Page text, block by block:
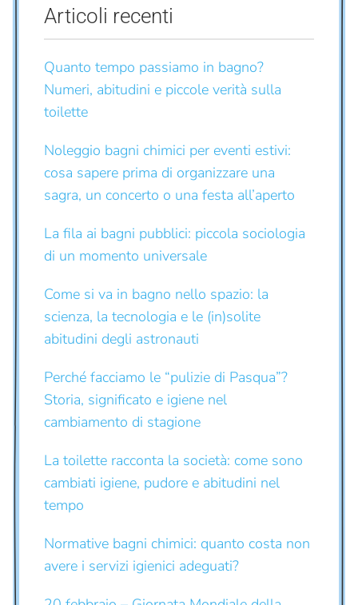
Articoli recenti
Quanto tempo passiamo in bagno?
Numeri, abitudini e piccole verità sulla
toilette
Noleggio bagni chimici per eventi estivi:
cosa sapere prima di organizzare una
sagra, un concerto o una festa all’aperto
La fila ai bagni pubblici: piccola sociologia
di un momento universale
Come si va in bagno nello spazio: la
scienza, la tecnologia e le (in)solite
abitudini degli astronauti
Perché facciamo le “pulizie di Pasqua”?
Storia, significato e igiene nel
cambiamento di stagione
La toilette racconta la società: come sono
cambiati igiene, pudore e abitudini nel
tempo
Normative bagni chimici: quanto costa non
avere i servizi igienici adeguati?